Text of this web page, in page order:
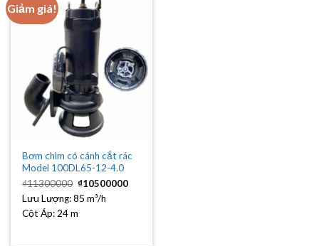
Giảm giá!
Bơm chìm có cánh cắt rác
Model 100DL65-12-4.0
₫11300000 Giá
gốc
là:
₫10500000Giá
hiện
Lưu Lượng:85 m³/h
Cột Áp: 24 m